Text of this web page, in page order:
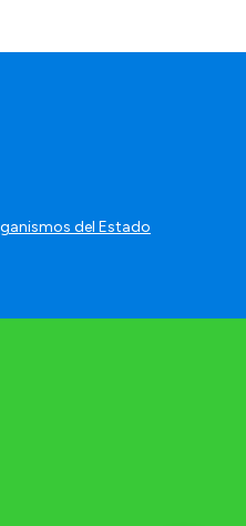
del Estado